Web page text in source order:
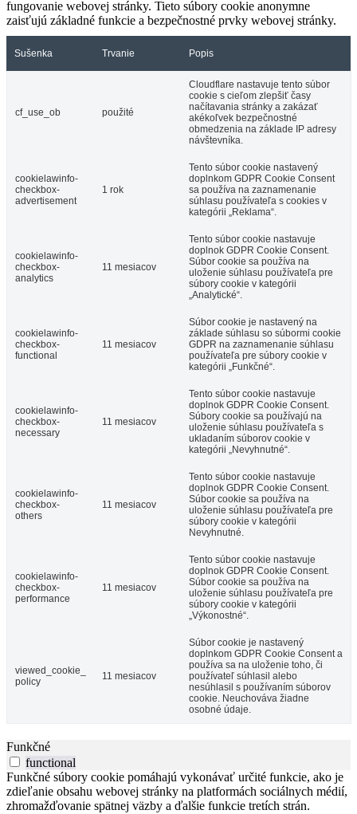
fungovanie webovej stránky. Tieto súbory cookie anonymne
zaisťujú základné funkcie a bezpečnostné prvky webovej stránky.
Sušenka Trvanie Popis
cf_use_ob použité
Cloudflare nastavuje tento súbor
cookie s cieľom zlepšiť časy
načítavania stránky a zakázať
akékoľvek bezpečnostné
obmedzenia na základe IP adresy
návštevníka.
cookielawinfo-
checkbox-
advertisement
1 rok
Tento súbor cookie nastavený
doplnkom GDPR Cookie Consent
sa používa na zaznamenanie
súhlasu používateľa s cookies v
kategórii „Reklama“.
cookielawinfo-
checkbox-
analytics
11 mesiacov
Tento súbor cookie nastavuje
doplnok GDPR Cookie Consent.
Súbor cookie sa používa na
uloženie súhlasu používateľa pre
súbory cookie v kategórii
„Analytické“.
cookielawinfo-
checkbox-
functional
11 mesiacov
Súbor cookie je nastavený na
základe súhlasu so súbormi cookie
GDPR na zaznamenanie súhlasu
používateľa pre súbory cookie v
kategórii „Funkčné“.
cookielawinfo-
checkbox-
necessary
11 mesiacov
Tento súbor cookie nastavuje
doplnok GDPR Cookie Consent.
Súbory cookie sa používajú na
uloženie súhlasu používateľa s
ukladaním súborov cookie v
kategórii „Nevyhnutné“.
cookielawinfo-
checkbox-
others
11 mesiacov
Tento súbor cookie nastavuje
doplnok GDPR Cookie Consent.
Súbor cookie sa používa na
uloženie súhlasu používateľa pre
súbory cookie v kategórii
Nevyhnutné.
cookielawinfo-
checkbox-
performance
11 mesiacov
Tento súbor cookie nastavuje
doplnok GDPR Cookie Consent.
Súbor cookie sa používa na
uloženie súhlasu používateľa pre
súbory cookie v kategórii
„Výkonostné“.
viewed_cookie_
policy
11 mesiacov
Súbor cookie je nastavený
doplnkom GDPR Cookie Consent a
používa sa na uloženie toho, či
používateľ súhlasil alebo
nesúhlasil s používaním súborov
cookie. Neuchováva žiadne
osobné údaje.
Funkčné
functional
Funkčné súbory cookie pomáhajú vykonávať určité funkcie, ako je
zdieľanie obsahu webovej stránky na platformách sociálnych médií,
zhromažďovanie spätnej väzby a ďalšie funkcie tretích strán.